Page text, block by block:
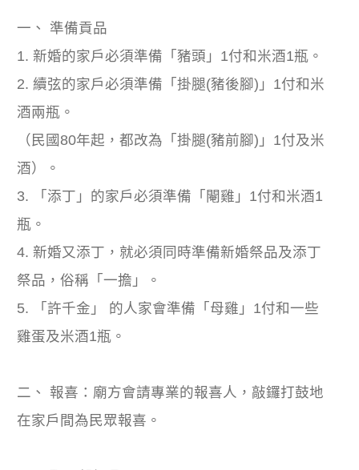
一、 準備貢品
1. 新婚的家戶必須準備「豬頭」1付和米酒1瓶。
2. 續弦的家戶必須準備「掛腿(豬後腳)」1付和米
酒兩瓶。
（民國80年起，都改為「掛腿(豬前腳)」1付及米
酒）。
3. 「添丁」的家戶必須準備「閹雞」1付和米酒1
瓶。
4. 新婚又添丁，就必須同時準備新婚祭品及添丁
祭品，俗稱「一擔」。
5. 「許千金」 的人家會準備「母雞」1付和一些
雞蛋及米酒1瓶。
二、 報喜：廟方會請專業的報喜人，敲鑼打鼓地
在家戶間為民眾報喜。